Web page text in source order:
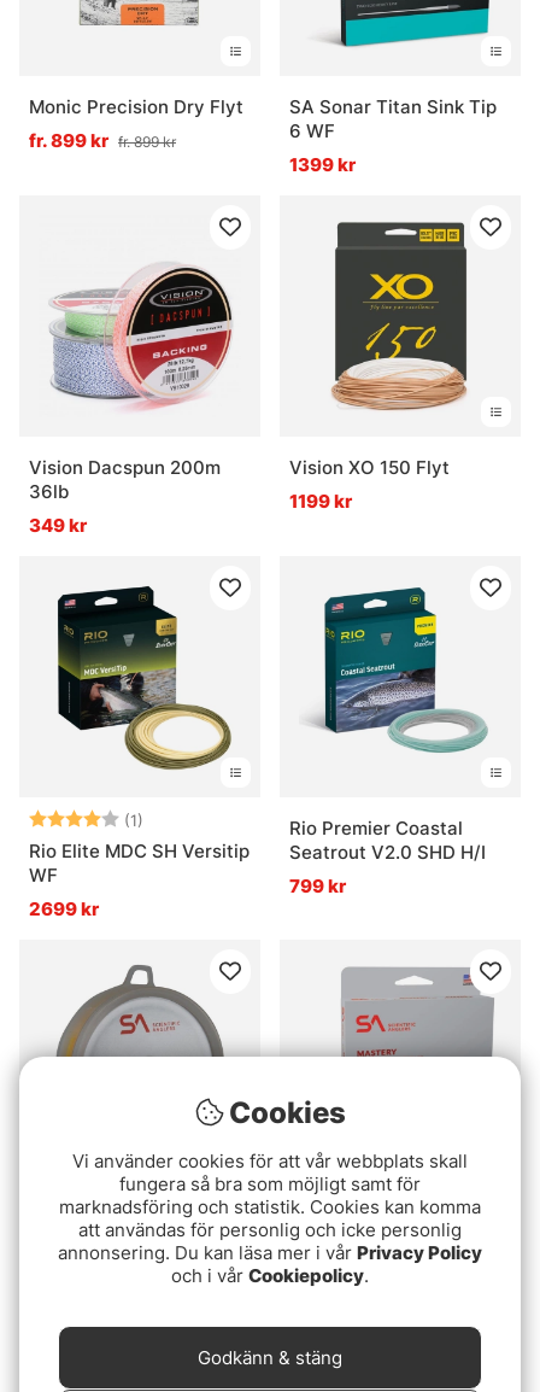
Monic Precision Dry Flyt
fr. 899 kr fr. 899 kr
SA Sonar Titan Sink Tip
6 WF
1399 kr
Vision Dacspun 200m
36lb
349 kr
Vision XO 150 Flyt
1199 kr
Betyg: (1)
4.0 utav 5 stjärnor
Rio Elite MDC SH Versitip
WF
2699 kr
Rio Premier Coastal
Seatrout V2.0 SHD H/I
799 kr
SA Absolute Shooting
Line Flat Mono 30m
SA Mastery Expert
Distance Comp. Orange
Flyt
1199 kr
Cookies
Vi använder cookies för att vår webbplats skall
fungera så bra som möjligt samt för
marknadsföring och statistik. Cookies kan komma
att användas för personlig och icke personlig
annonsering. Du kan läsa mer i vår Privacy Policy
och i vår Cookiepolicy.
Godkänn & stäng